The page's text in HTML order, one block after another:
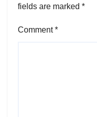
fields are marked *
Comment*